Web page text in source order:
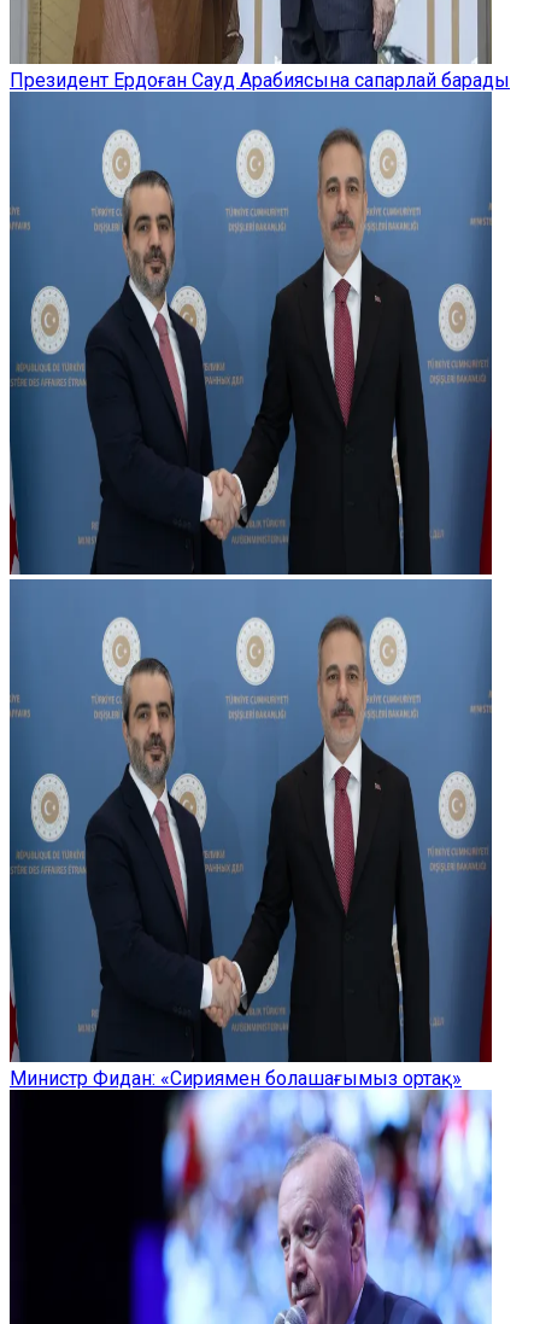
Президент Ердоған Сауд Арабиясына сапарлай барады
Министр Фидан: «Сириямен болашағымыз ортақ»